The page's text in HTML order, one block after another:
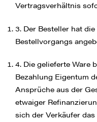
Vertragsverhältnis
3. Der Besteller hat
Bestellvorgangs
4. Die gelieferte Ware
Bezahlung Eigentum
Ansprüche aus der
etwaiger
sich der Verkäufer